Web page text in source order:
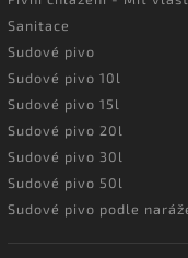
Sanitace
Sudové pivo
Sudové pivo 10l
Sudové pivo 15l
Sudové pivo 20l
Sudové pivo 30l
Sudové pivo 50l
Sudové pivo podle